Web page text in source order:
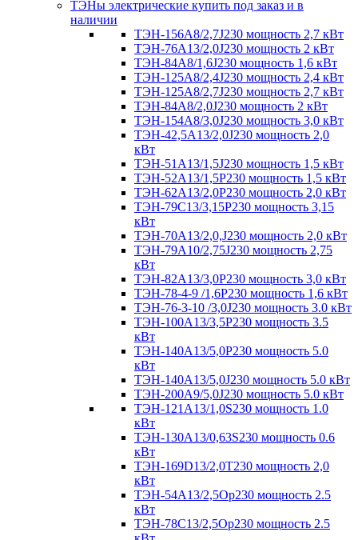
ТЭНы электрические купить под заказ и в
наличии
ТЭН-156А8/2,7J230 мощность 2,7 кВт
ТЭН-76А13/2,0J230 мощность 2 кВт
ТЭН-84А8/1,6J230 мощность 1,6 кВт
ТЭН-125А8/2,4J230 мощность 2,4 кВт
ТЭН-125А8/2,7J230 мощность 2,7 кВт
ТЭН-84А8/2,0J230 мощность 2 кВт
ТЭН-154А8/3,0J230 мощность 3,0 кВт
ТЭН-42,5А13/2,0J230 мощность 2,0
кВт
ТЭН-51А13/1,5J230 мощность 1,5 кВт
ТЭН-52А13/1,5Р230 мощность 1,5 кВт
ТЭН-62А13/2,0Р230 мощность 2,0 кВт
ТЭН-79С13/3,15Р230 мощность 3,15
кВт
ТЭН-70А13/2,0,J230 мощность 2,0 кВт
ТЭН-79А10/2,75J230 мощность 2,75
кВт
ТЭН-82А13/3,0Р230 мощность 3,0 кВт
ТЭН-78-4-9 /1,6P230 мощность 1,6 кВт
ТЭН-76-3-10 /3,0J230 мощность 3.0 кВт
ТЭН-100А13/3,5Р230 мощность 3.5
кВт
ТЭН-140А13/5,0Р230 мощность 5.0
кВт
ТЭН-140А13/5,0J230 мощность 5.0 кВт
ТЭН-200А9/5,0J230 мощность 5.0 кВт
ТЭН-121А13/1,0S230 мощность 1.0
кВт
ТЭН-130А13/0,63S230 мощность 0.6
кВт
ТЭН-169D13/2,0T230 мощность 2,0
кВт
ТЭН-54А13/2,5Ор230 мощность 2.5
кВт
ТЭН-78С13/2,5Ор230 мощность 2.5